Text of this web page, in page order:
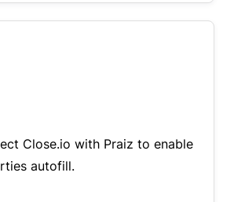
Close.io with Praiz to enable
autofill.